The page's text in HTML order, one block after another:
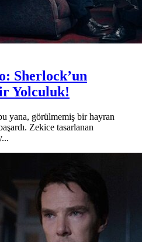
Sherlock’un
Yolculuk!
yana, görülmemiş bir hayran
Zekice tasarlanan